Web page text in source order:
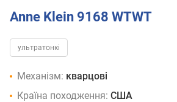
Anne Klein 9168 WTWT
ультратонкі
Механізм: кварцові
Країна походження: США